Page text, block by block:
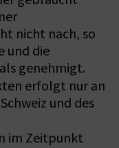
nicht nach, so
und die
genehmigt.
erfolgt nur an
und des
im Zeitpunkt